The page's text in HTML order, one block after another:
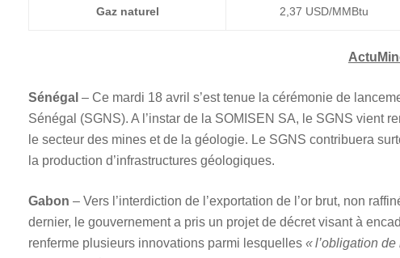
Gaz naturel 2,37 USD/MMBtu
Sénégal – Ce mardi 18 avril s’est tenue la cérémonie de
Sénégal (SGNS). A l’instar de la SOMISEN SA, le SGNS vient
le secteur des mines et de la géologie. Le SGNS contribuera
la production d’infrastructures géologiques.
Gabon – Vers l’interdiction de l’exportation de l’or brut, non
dernier, le gouvernement a pris un projet de décret visant à
renferme plusieurs innovations parmi lesquelles « l’obligation de